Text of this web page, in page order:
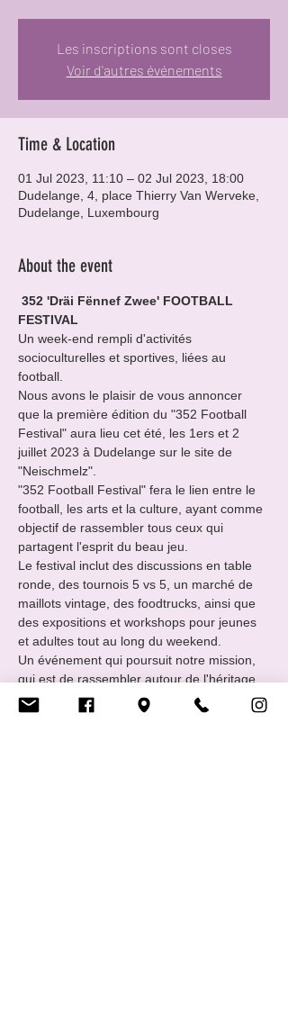
Les inscriptions sont closes
Voir d'autres événements
Time & Location
01 Jul 2023, 11:10 – 02 Jul 2023, 18:00
Dudelange, 4, place Thierry Van Werveke,
Dudelange, Luxembourg
About the event
FESTIVAL
Un week-end rempli d'activités
socioculturelles et sportives, liées au
football.
Nous avons le plaisir de vous annoncer
que la première édition du "352 Football
Festival" aura lieu cet été, les 1ers et 2
juillet 2023 à Dudelange sur le site de
"Neischmelz".
"352 Football Festival" fera le lien entre le
football, les arts et la culture, ayant comme
objectif de rassembler tous ceux qui
partagent l'esprit du beau jeu.
Le festival inclut des discussions en table
ronde, des tournois 5 vs 5, un marché de
maillots vintage, des foodtrucks, ainsi que
des expositions et workshops pour jeunes
et adultes tout au long du weekend.
Un événement qui poursuit notre mission,
qui est de rassembler autour de l'héritage
et des valeurs footballistiques.